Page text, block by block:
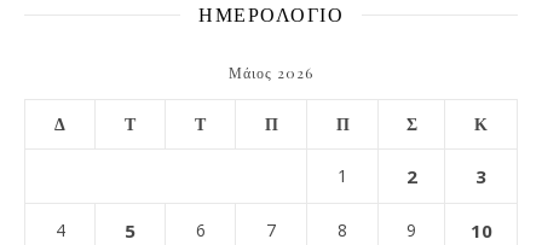
ΗΜΕΡΟΛΟΓΙΟ
Μάιος 2026
Δ Τ Τ Π Π Σ Κ
1 2 3
4 5 6 7 8 9 10